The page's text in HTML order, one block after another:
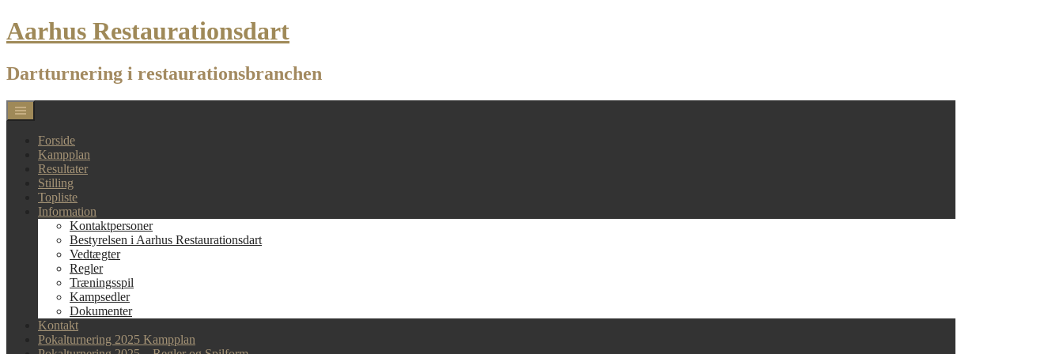
Skip
to
Aarhus Restaurationsdart
Dartturnering i restaurationsbranchen
Forside
Kampplan
Resultater
Stilling
Topliste
Information
Kontaktpersoner
Bestyrelsen i Aarhus Restaurationsdart
Vedtægter
Regler
Træningsspil
Kampsedler
Dokumenter
Kontakt
Pokalturnering 2025 Kampplan